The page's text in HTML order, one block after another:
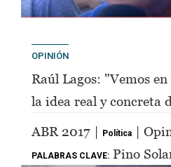
OPINIÓN
Raúl Lagos: "Vemos
la idea real y concreta
Perón"
ABR 2017 | Política |
PALABRAS CLAVE: Pino